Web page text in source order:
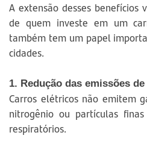
A extensão desses
de quem investe em um
também tem um papel
cidades.
1. Redução das emissões
Carros elétricos não emitem
nitrogênio ou partículas
respiratórios.